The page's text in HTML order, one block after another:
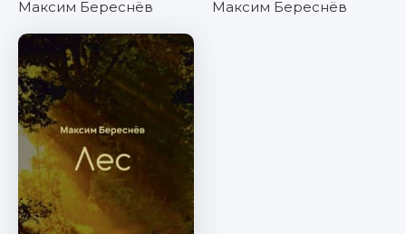
Максим Береснёв
Максим Береснёв